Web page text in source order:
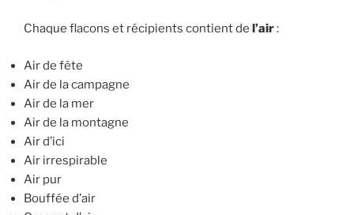
Chaque flacons et récipients contient de l’air:
Air de fête
Air de la campagne
Air de la mer
Air de la montagne
Air d’ici
Air irrespirable
Air pur
Bouffée d’air